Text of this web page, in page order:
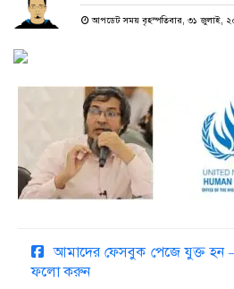
আপডেট সময় বৃহস্পতিবার, ৩১ জুলাই,
আমাদের ফেসবুক পেজে যুক্ত হন
ফলো করুন